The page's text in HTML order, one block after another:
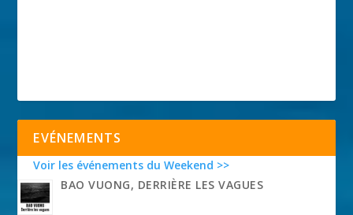
EVÉNEMENTS
Voir les événements du Weekend >>
BAO VUONG, DERRIÈRE LES VAGUES